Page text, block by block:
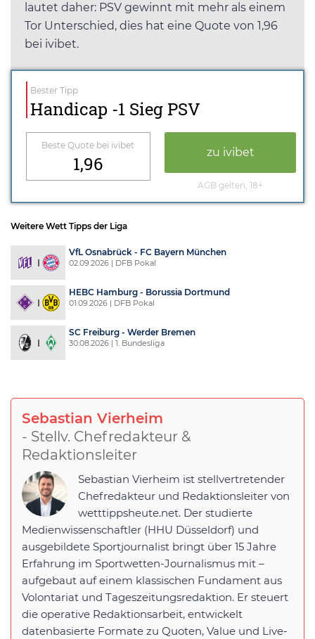
lautet daher: PSV gewinnt mit mehr als einem
Tor Unterschied, dies hat eine Quote von 1,96
bei ivibet.
Bester Tipp
Handicap -1 Sieg PSV
Beste Quote bei ivibet
1,96
zu ivibet
AGB gelten, 18+
Weitere Wett Tipps der Liga
VfL Osnabrück - FC Bayern München
02.09.2026 | DFB Pokal
HEBC Hamburg - Borussia Dortmund
01.09.2026 | DFB Pokal
SC Freiburg - Werder Bremen
30.08.2026 | 1. Bundesliga
Sebastian Vierheim
- Stellv. Chefredakteur &
Redaktionsleiter
Sebastian Vierheim ist stellvertretender
Chefredakteur und Redaktionsleiter von
wetttippsheute.net. Der studierte
Medienwissenschaftler (HHU Düsseldorf) und
ausgebildete Sportjournalist bringt über 15 Jahre
Erfahrung im Sportwetten-Journalismus mit –
aufgebaut auf einem klassischen Fundament aus
Volontariat und Tageszeitungsredaktion. Er steuert
die operative Redaktionsarbeit, entwickelt
datenbasierte Formate zu Quoten, Value und Live-